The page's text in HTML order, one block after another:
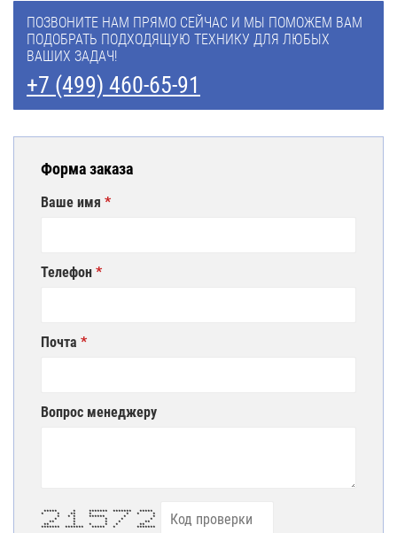
ПОЗВОНИТЕ НАМ ПРЯМО СЕЙЧАС И МЫ ПОМОЖЕМ ВАМ
ПОДОБРАТЬ ПОДХОДЯЩУЮ ТЕХНИКУ ДЛЯ ЛЮБЫХ
ВАШИХ ЗАДАЧ!
+7 (499) 460-65-91
Форма заказа
Ваше имя
Телефон
Почта
Вопрос менеджеру
***** * ******* ******* *****
* * ** * * * *
* * * ****** * *
* * * * *
** * * * **
** * * * * **
******* ******* ***** * *******